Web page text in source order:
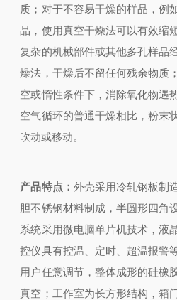
质； 对于不容易干燥的样品，例
品，使用真空干燥法可以有效缩
复杂的机械部件或其他多孔样品
燥法，干燥后不留任何残余物质
空或惰性条件下，消除氧化物遇
空气循环的普通干燥相比，粉末
吹动或移动。
产品特点： 外壳采用冷轧钢板制
胆不锈钢材料制成，半圆形四角
系统采用微电脑单片机技术，液
控仪具有控温、定时、超温报警
用户任意调节，整体成形的硅橡
真空； 工作室为长方形结构，箱